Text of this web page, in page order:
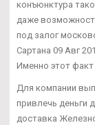
конъюнктура
даже
под залог
Сартана 09 Авг
Именно этот факт
Для компании
привлечь деньги
доставка